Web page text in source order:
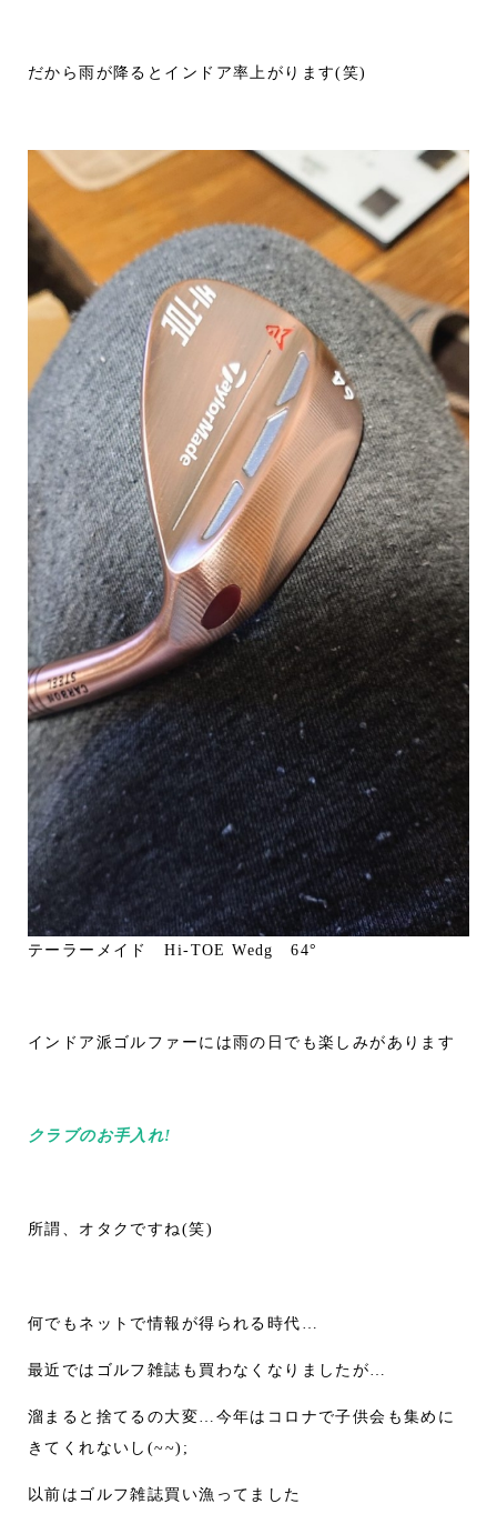
だから雨が降るとインドア率上がります(笑)
テーラーメイド Hi-TOE Wedg 64°
インドア派ゴルファーには雨の日でも楽しみがあります
クラブのお手入れ!
所謂、オタクですね(笑)
何でもネットで情報が得られる時代…
最近ではゴルフ雑誌も買わなくなりましたが…
溜まると捨てるの大変…今年はコロナで子供会も集めに
きてくれないし(~~);
以前はゴルフ雑誌買い漁ってました